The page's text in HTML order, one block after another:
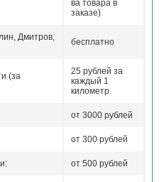
ва товара в
заказе)
Дмитров,
бесплатно
(за
25 рублей за
каждый 1
километр
от 3000 рублей
от 300 рублей
от 500 рублей